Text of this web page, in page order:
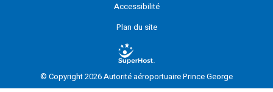
Accessibilité
Plan du site
© Copyright 2026 Autorité aéroportuaire Prince George